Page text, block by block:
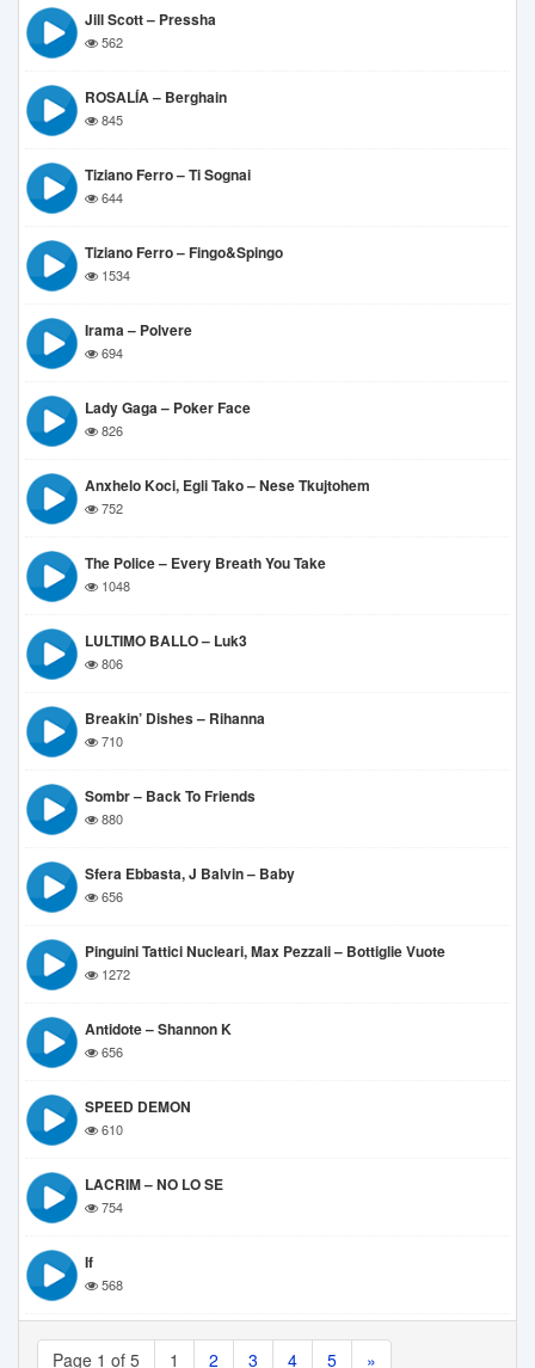
Jill Scott – Pressha
562
ROSALÍA – Berghain
845
Tiziano Ferro – Ti Sognai
644
Tiziano Ferro – Fingo&Spingo
1534
Irama – Polvere
694
Lady Gaga – Poker Face
826
Anxhelo Koci, Egli Tako – Nese Tkujtohem
752
The Police – Every Breath You Take
1048
LULTIMO BALLO – Luk3
806
Breakin’ Dishes – Rihanna
710
Sombr – Back To Friends
880
Sfera Ebbasta, J Balvin – Baby
656
Pinguini Tattici Nucleari, Max Pezzali – Bottiglie Vuote
1272
Antidote – Shannon K
656
SPEED DEMON
610
LACRIM – NO LO SE
754
If
568
Page 1 of 5 1 2 3 4 5 »